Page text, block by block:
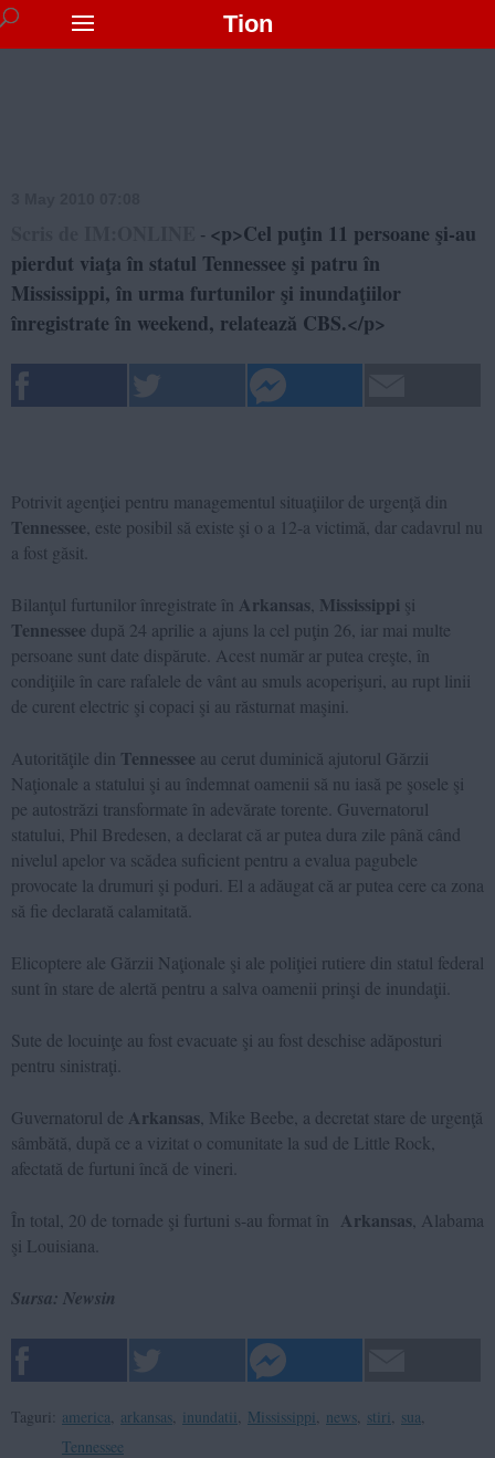
Tion
- <p>Cel puţin 11 persoane şi-au
pierdut viaţa în statul Tennessee şi patru în
Mississippi, în urma furtunilor şi inundaţiilor
înregistrate în weekend, relatează CBS.</p>
Potrivit agenţiei pentru managementul situaţiilor de urgenţă din
Tennessee , este posibil să existe şi o a 12-a victimă, dar cadavrul nu
a fost găsit.
Bilanţul furtunilor înregistrate în Arkansas Mississippi şi
Tennessee după 24 aprilie a ajuns la cel puţin 26, iar mai multe
persoane sunt date dispărute. Acest număr ar putea creşte, în
condiţiile în care rafalele de vânt au smuls acoperişuri, au rupt linii
de curent electric şi copaci şi au răsturnat maşini.
Autorităţile din Tennessee au cerut duminică ajutorul Gărzii
Naţionale a statului şi au îndemnat oamenii să nu iasă pe şosele şi
pe autostrăzi transformate în adevărate torente. Guvernatorul
statului, Phil Bredesen, a declarat că ar putea dura zile până când
nivelul apelor va scădea suficient pentru a evalua pagubele
provocate la drumuri şi poduri. El a adăugat că ar putea cere ca zona
să fie declarată calamitată.
Elicoptere ale Gărzii Naţionale şi ale poliţiei rutiere din statul federal
sunt în stare de alertă pentru a salva oamenii prinşi de inundaţii.
Sute de locuinţe au fost evacuate şi au fost deschise adăposturi
pentru sinistraţi.
Guvernatorul de Arkansas , Mike Beebe, a decretat stare de urgenţă
sâmbătă, după ce a vizitat o comunitate la sud de Little Rock,
afectată de furtuni încă de vineri.
În total, 20 de tornade şi furtuni s-au format în Arkansas , Alabama
şi Louisiana.
Sursa: Newsin
Taguri: america, arkansas, inundatii, Mississippi, news, stiri, sua,
Tennessee